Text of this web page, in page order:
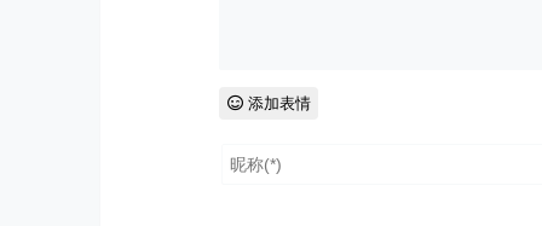
添加表情